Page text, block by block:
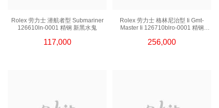
Rolex 劳力士 潜航者型 Submariner
126610ln-0001 精钢 新黑水鬼
117,000
Rolex 劳力士 格林尼治型 Ii Gmt-
Master Ii 126710blro-0001 精钢
256,000